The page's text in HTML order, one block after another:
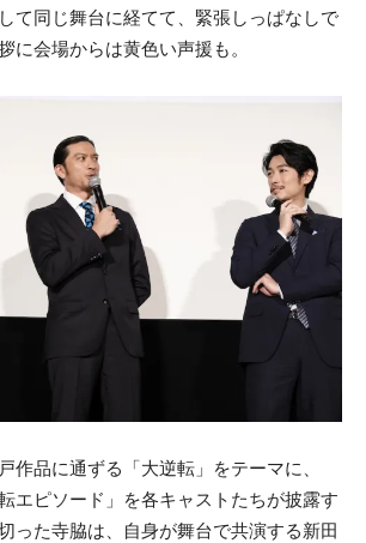
て同じ舞台に経てて、緊張しっぱなしで
に会場からは黄色い声援も。
作品に通ずる「大逆転」をテーマに、
エピソード」を各キャストたちが披露す
った寺脇は、自身が舞台で共演する新田